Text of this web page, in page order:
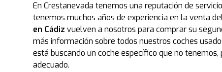
En Crestanevada tenemos una reputación de
tenemos muchos años de experiencia en la venta
en Cádiz vuelven a nosotros para comprar su
más información sobre todos nuestros coches
está buscando un coche específico que no
adecuado.